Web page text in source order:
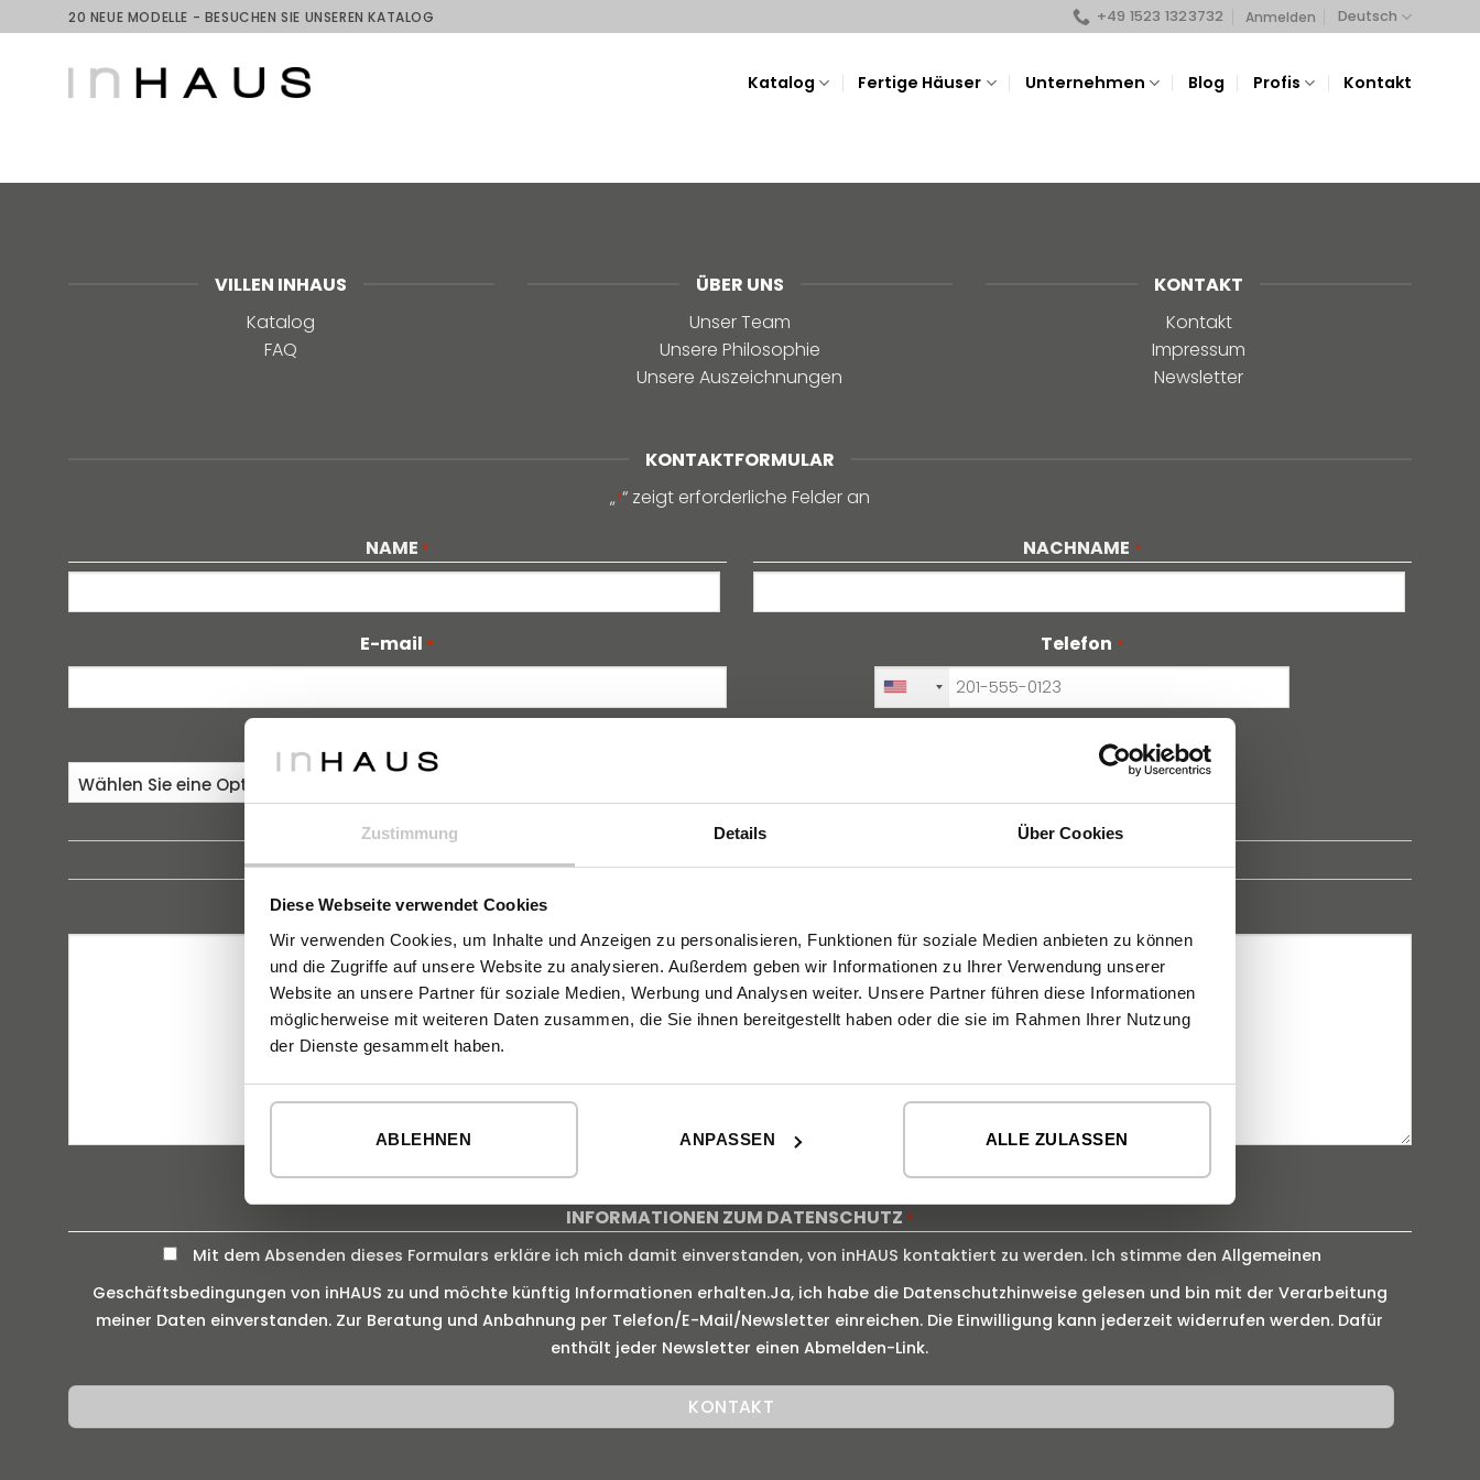
Zustimmung Details Über Cookies
Diese Webseite verwendet Cookies
Wir verwenden Cookies, um Inhalte und Anzeigen zu personalisieren, Funktionen für soziale Medien anbieten zu können
und die Zugriffe auf unsere Website zu analysieren. Außerdem geben wir Informationen zu Ihrer Verwendung unserer
Website an unsere Partner für soziale Medien, Werbung und Analysen weiter. Unsere Partner führen diese Informationen
möglicherweise mit weiteren Daten zusammen, die Sie ihnen bereitgestellt haben oder die sie im Rahmen Ihrer Nutzung
der Dienste gesammelt haben.
ABLEHNEN ANPASSEN ALLE ZULASSEN
to
20 NEUE MODELLE - BESUCHEN SIE UNSEREN KATALOG +49 1523 1323732 Anmelden Deutsch
Katalog Fertige Häuser Unternehmen Blog Profis Kontakt
VILLEN INHAUS
Katalog
FAQ
ÜBER UNS
Unser Team
Unsere Philosophie
Unsere Auszeichnungen
KONTAKT
Kontakt
Impressum
Newsletter
KONTAKTFORMULAR
„*“ zeigt erforderliche Felder an
NAME * NACHNAME *
E-mail * Telefon *
INFORMATIONEN ZUM DATENSCHUTZ *
Mit dem Absenden dieses Formulars erkläre ich mich damit einverstanden, von inHAUS kontaktiert zu werden. Ich stimme den Allgemeinen
Geschäftsbedingungen von inHAUS zu und möchte künftig Informationen erhalten.Ja, ich habe die Datenschutzhinweise gelesen und bin mit der Verarbeitung
meiner Daten einverstanden. Zur Beratung und Anbahnung per Telefon/E-Mail/Newsletter einreichen. Die Einwilligung kann jederzeit widerrufen werden. Dafür
enthält jeder Newsletter einen Abmelden-Link.